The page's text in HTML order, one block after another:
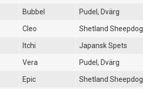
Bubbel Pudel, Dvärg
Cleo Shetland Sheepdog
Itchi Japansk Spets
Vera Pudel, Dvärg
Epic Shetland Sheepdog